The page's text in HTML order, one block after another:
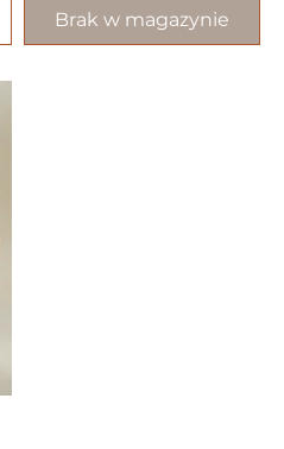
Brak w magazynie